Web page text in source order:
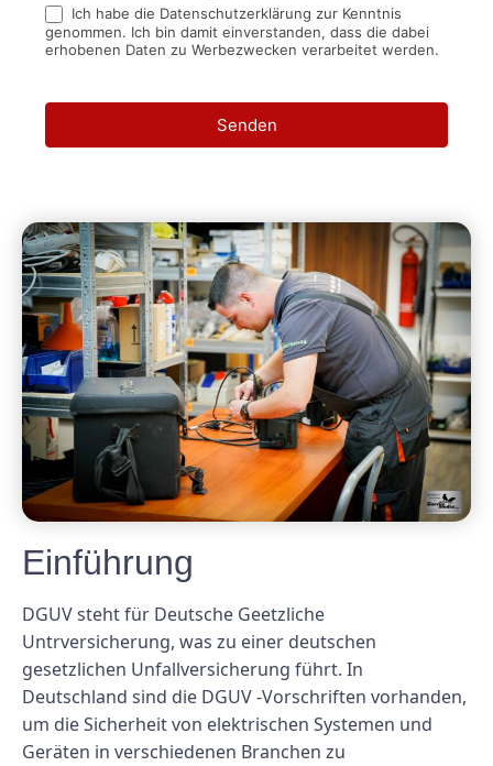
Ich habe die Datenschutzerklärung zur Kenntnis
genommen. Ich bin damit einverstanden, dass die dabei
erhobenen Daten zu Werbezwecken verarbeitet werden.
Senden
Einführung
DGUV steht für Deutsche Geetzliche
Untrversicherung, was zu einer deutschen
gesetzlichen Unfallversicherung führt. In
Deutschland sind die DGUV -Vorschriften vorhanden,
um die Sicherheit von elektrischen Systemen und
Geräten in verschiedenen Branchen zu